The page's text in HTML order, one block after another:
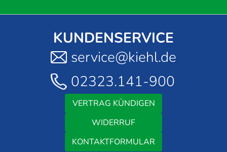
KUNDENSERVICE
service@kiehl.de
02323.141-900
VERTRAG KÜNDIGEN
WIDERRUF
KONTAKTFORMULAR